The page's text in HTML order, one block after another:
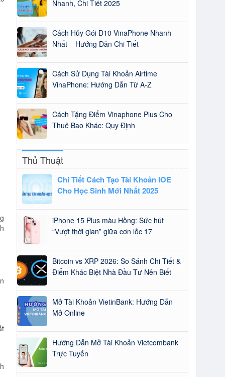
Nhanh, Chi Tiết 2025
Cách Hủy Gói D10 VinaPhone Nhanh
Nhất – Hướng Dẫn Chi Tiết
Cách Sử Dụng Tài Khoản Airtime
VinaPhone: Hướng Dẫn Từ A-Z
Cách Tặng Điểm Vinaphone Plus Cho
Thuê Bao Khác: Quy Định
Thủ Thuật
Chi Tiết Cách Tạo Tài Khoản IOE
Cho Học Sinh Mới Nhất 2025
iPhone 15 Plus màu Hồng: Sức hút
“Vượt thời gian” giữa cơn lốc 17
Bitcoin vs XRP 2026: So Sánh Chi Tiết &
Điểm Khác Biệt Nhà Đầu Tư Nên Biết
Mở Tài Khoản VietinBank: Hướng Dẫn
Mở Online
Hướng Dẫn Mở Tài Khoản Vietcombank
Trực Tuyến